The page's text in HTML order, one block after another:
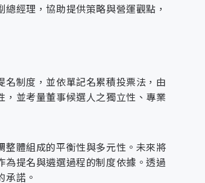
經理，協助提供策略與營運觀點，
制度，並依單記名累積投票法，由
並考量董事候選人之獨立性、專業
體組成的平衡性與多元性。未來將
提名與遴選過程的制度依據。透過
諾。
理制度，強化董事會職能與監督機
作為公司永續發展的治理基礎。
有效執行。《誠信經營守則》：規
督機制。
管理為目標，監督風險管理整體落
次向董事會及審計委員會提出風險
單位，作為服務優化依據。
性蒐集對產品與服務的整體評價，
質。